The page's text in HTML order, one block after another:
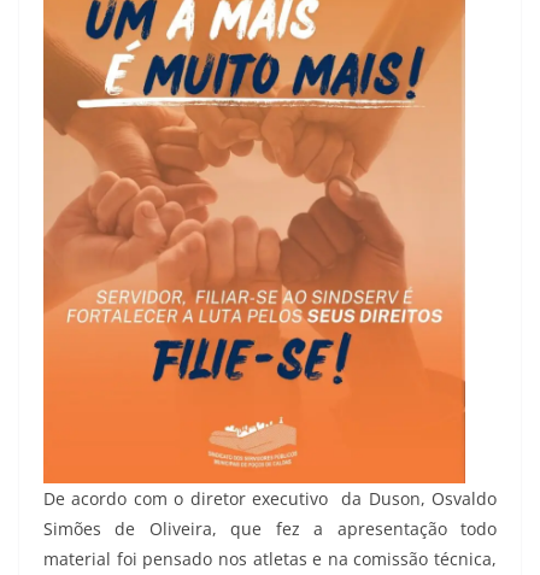
De acordo com o diretor executivo da Duson, Osvaldo
Simões de Oliveira, que fez a apresentação todo
material foi pensado nos atletas e na comissão técnica,